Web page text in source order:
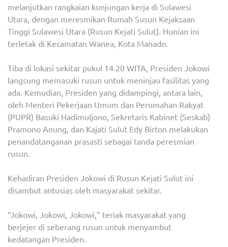
melanjutkan rangkaian kunjungan kerja di Sulawesi
Utara, dengan meresmikan Rumah Susun Kejaksaan
Tinggi Sulawesi Utara (Rusun Kejati Sulut). Hunian ini
terletak di Kecamatan Wanea, Kota Manado.
Tiba di lokasi sekitar pukul 14.20 WITA, Presiden Jokowi
langsung memasuki rusun untuk meninjau fasilitas yang
ada. Kemudian, Presiden yang didampingi, antara lain,
oleh Menteri Pekerjaan Umum dan Perumahan Rakyat
(PUPR) Basuki Hadimuljono, Sekretaris Kabinet (Seskab)
Pramono Anung, dan Kajati Sulut Edy Birton melakukan
penandatanganan prasasti sebagai tanda peresmian
rusun.
Kehadiran Presiden Jokowi di Rusun Kejati Sulut ini
disambut antusias oleh masyarakat sekitar.
“Jokowi, Jokowi, Jokowi,” teriak masyarakat yang
berjejer di seberang rusun untuk menyambut
kedatangan Presiden.